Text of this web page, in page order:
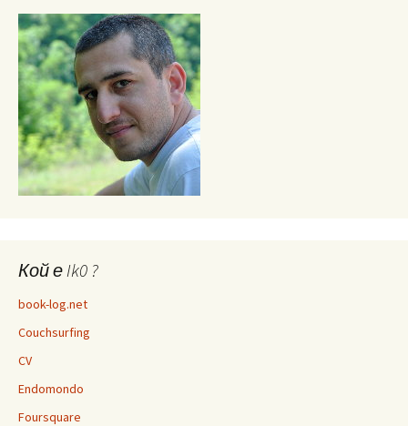
Кой е Ik0 ?
book-log.net
Couchsurfing
CV
Endomondo
Foursquare